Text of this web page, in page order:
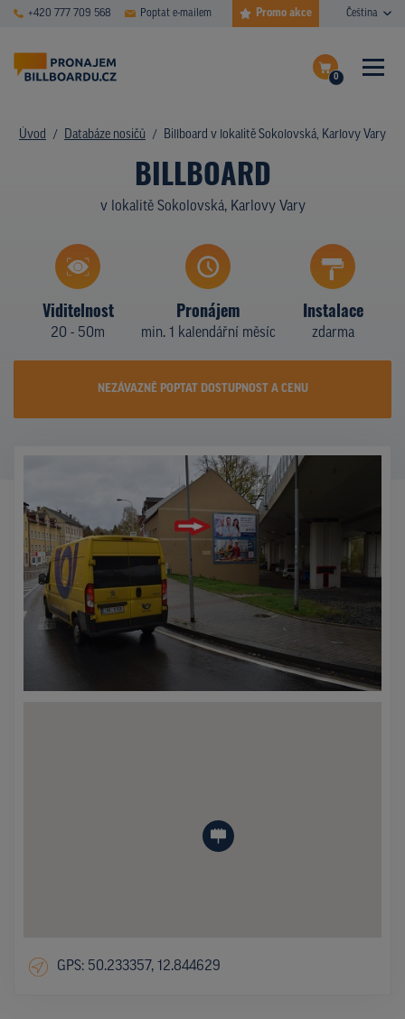
+420 777 709 568 Poptat e-mailem Promo akce Čeština
0
Dokončit poptávku
Zobrazit nosiče na mapě
ČASTÉ DOTAZY
DATABÁZE NOSIČŮ
PLOCHY V AKCI
CENY
Z PRAXE
KDO JSME
PROMO AKCE
Úvod Databáze nosičů Billboard v lokalitě Sokolovská, Karlovy Vary
BILLBOARD
v lokalitě Sokolovská, Karlovy Vary
Viditelnost
20 - 50m
Pronájem
min. 1 kalendářní měsíc
Instalace
zdarma
NEZÁVAZNĚ POPTAT DOSTUPNOST A CENU
GPS: 50.233357, 12.844629